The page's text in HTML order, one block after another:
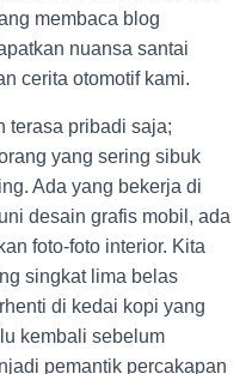
membaca blog
nuansa santai
cerita otomotif kami.
terasa pribadi saja;
yang sering sibuk
Ada yang bekerja di
desain grafis mobil, ada
foto-foto interior. Kita
singkat lima belas
di kedai kopi yang
kembali sebelum
pemantik percakapan